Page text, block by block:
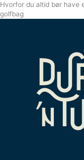
Hvorfor du altid bør have
golfbag